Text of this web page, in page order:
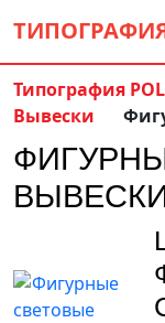
Контакты: (5
Типография
Вывески